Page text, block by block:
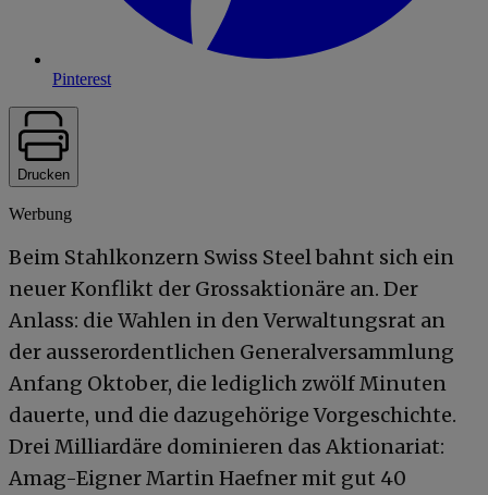
Pinterest
Drucken
Werbung
Beim Stahlkonzern Swiss Steel bahnt sich ein
neuer Konflikt der Grossaktionäre an. Der
Anlass: die Wahlen in den Verwaltungsrat an
der ausserordentlichen Generalversammlung
Anfang Oktober, die lediglich zwölf Minuten
dauerte, und die dazugehörige Vorgeschichte.
Drei Milliardäre dominieren das Aktionariat:
Amag-Eigner Martin Haefner mit gut 40